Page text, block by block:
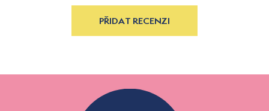
PŘIDAT RECENZI